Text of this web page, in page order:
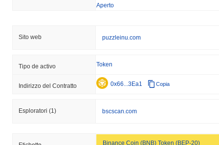
Aperto
Sito web puzzleinu.com
Tipo de activo Token
Indirizzo del Contratto 0x66...3Ea1 Copia
Esploratori (1) bscscan.com
Binance Coin (BNB) Token (BEP-20)